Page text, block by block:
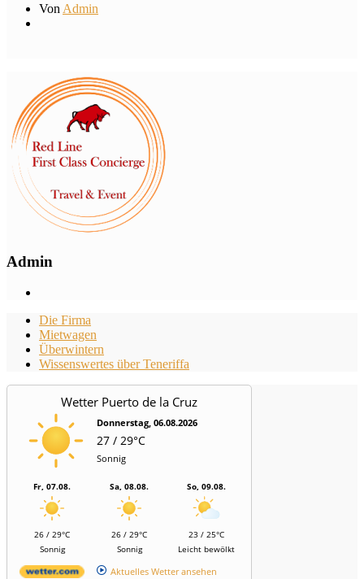
Von Admin
Admin
Die Firma
Mietwagen
Überwintern
Wissenswertes über Teneriffa
Wetter Puerto de la Cruz
Donnerstag, 06.08.2026
27 / 29°C
Sonnig
Fr, 07.08.
26 / 29°C
Sonnig
Sa, 08.08.
26 / 29°C
Sonnig
So, 09.08.
23 / 25°C
Leicht bewölkt
Aktuelles Wetter ansehen